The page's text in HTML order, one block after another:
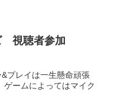
視聴者参加
プレイは一生懸命頑張
ームによってはマイク